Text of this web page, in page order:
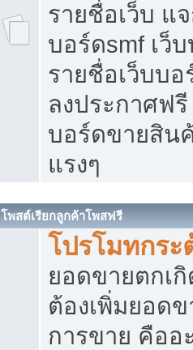
รายชื่อเว็บ แ
บอร์ดsmf เว็
รายชื่อเว็บบ
ลงประกาศฟรี
บอร์ดขายสิน
แรงๆ
โพสต์เรียกลูกค้าโพสฟรี
โปรโมทกร
ยอดขายตกเ
ต้องเพิ่มยอด
การขาย คืออ